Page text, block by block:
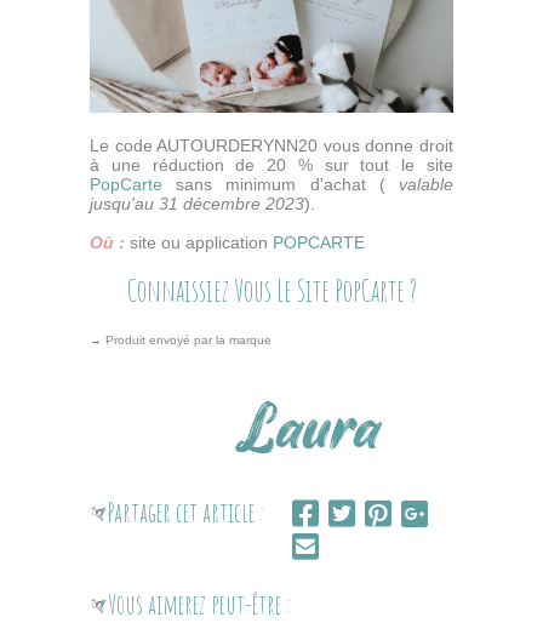
Le code AUTOURDERYNN20 vous donne droit
à une réduction de 20 % sur tout le site
PopCartesans minimum d'achat ( valable
jusqu'au 31 décembre 2023).
Où : site ou application POPCARTE
Connaissiez Vous Le Site PopCarte ?
→ Produit envoyé par la marque
Partager cet article :
Vous aimerez peut-être :